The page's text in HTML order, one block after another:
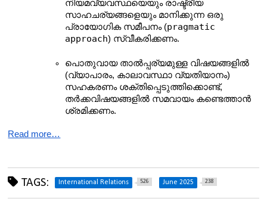
നിയമവ്യവസ്ഥയെയും രാഷ്ട്രീയ
സാഹചര്യങ്ങളെയും മാനിക്കുന്ന ഒരു
പ്രായോഗിക സമീപനം (pragmatic
approach) സ്വീകരിക്കണം.
പൊതുവായ താൽപ്പര്യമുള്ള വിഷയങ്ങളിൽ
(വ്യാപാരം, കാലാവസ്ഥാ വ്യതിയാനം)
സഹകരണം ശക്തിപ്പെടുത്തിക്കൊണ്ട്,
തർക്കവിഷയങ്ങളിൽ സമവായം കണ്ടെത്താൻ
ശ്രമിക്കണം.
Read more…
TAGS: International Relations 526 June 2025 238